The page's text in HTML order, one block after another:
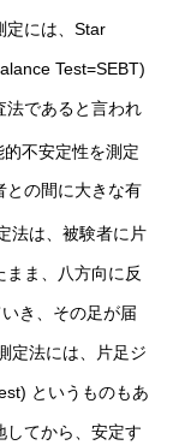
定には、Star
Test=SEBT)
法であると言われ
不安定性を測定
との間に大きな有
法は、被験者に片
まま、八方向に反
き、その足が届
定法には、片足ジ
というものもあ
してから、安定す